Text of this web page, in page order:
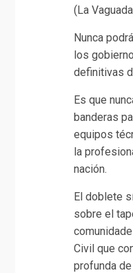
(La
Nunca
los
definitivas
Es que
banderas
equipos
la
nación.
El doblete
sobre el
Civil que
profunda